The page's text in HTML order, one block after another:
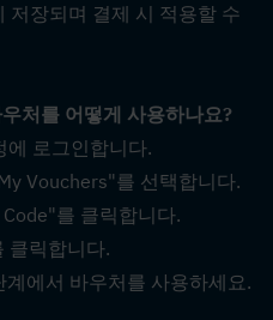
장되며 결제 시 적용할 수
처를 어떻게 사용하나요?
에 로그인합니다.
Vouchers"를 선택합니다.
를 클릭합니다.
클릭합니다.
에서 바우처를 사용하세요.